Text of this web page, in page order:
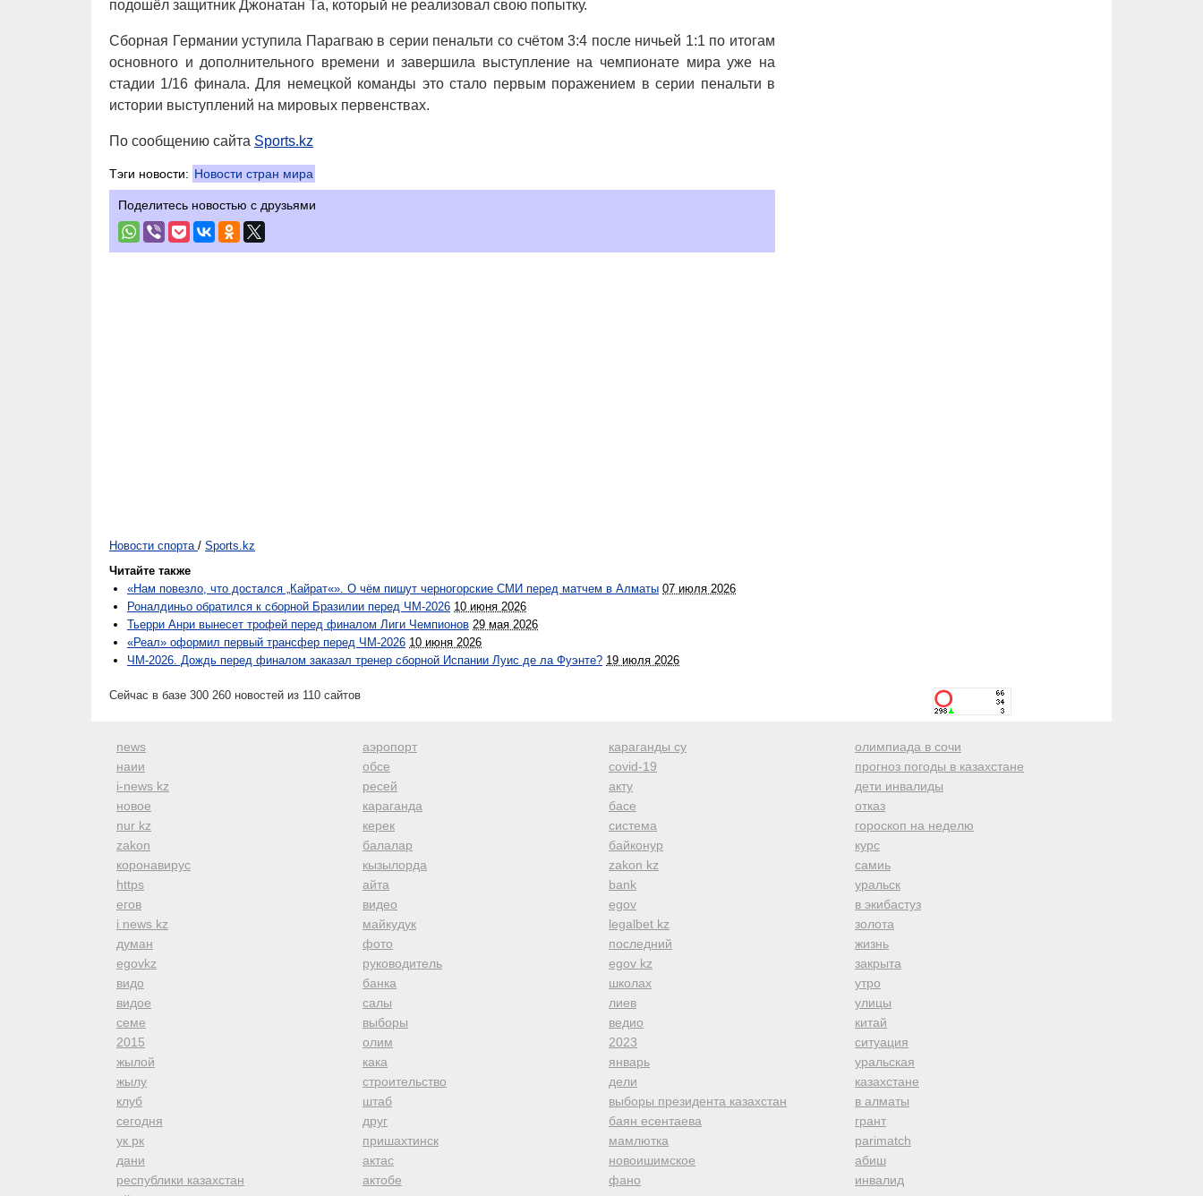
подошёл защитник Джонатан Та, который не реализовал свою попытку.
Сборная Германии уступила Парагваю в серии пенальти со счётом 3:4 после ничьей 1:1 по итогам
основного и дополнительного времени и завершила выступление на чемпионате мира уже на
стадии 1/16 финала. Для немецкой команды это стало первым поражением в серии пенальти в
истории выступлений на мировых первенствах.
По сообщению сайта Sports.kz
Тэги новости: Новости стран мира
Поделитесь новостью с друзьями
Новости спорта / Sports.kz
Читайте также
«Нам повезло, что достался „Кайрат«». О чём пишут черногорские СМИ перед матчем в Алматы 07 июля 2026
Роналдиньо обратился к сборной Бразилии перед ЧМ-2026 10 июня 2026
Тьерри Анри вынесет трофей перед финалом Лиги Чемпионов 29 мая 2026
«Реал» оформил первый трансфер перед ЧМ-2026 10 июня 2026
ЧМ-2026. Дождь перед финалом заказал тренер сборной Испании Луис де ла Фуэнте? 19 июля 2026
Сейчас в базе 300 260 новостей из 110 сайтов
news
наии
i-news kz
новое
nur kz
zakon
коронавирус
https
егов
i news kz
думан
egovkz
видо
видое
семе
2015
жылой
жылу
клуб
сегодня
ук рк
дани
республики казахстан
аэропорт
обсе
ресей
караганда
керек
балалар
кызылорда
айта
видео
майкудук
фото
руководитель
банка
салы
выборы
олим
кака
строительство
штаб
друг
пришахтинск
актас
актобе
караганды су
covid-19
акту
басе
система
байконур
zakon kz
bank
egov
legalbet kz
последний
egov kz
школах
лиев
ведио
2023
январь
дели
выборы президента казахстан
баян есентаева
мамлютка
новоишимское
фано
олимпиада в сочи
прогноз погоды в казахстане
дети инвалиды
отказ
гороскоп на неделю
курс
самиь
уральск
в экибастуз
золота
жизнь
закрыта
утро
улицы
китай
ситуация
уральская
казахстане
в алматы
грант
parimatch
абиш
инвалид